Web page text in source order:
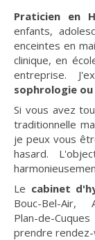
Praticien en
enfants,
enceintes en
clinique, en
entreprise.
sophrologie
Si vous avez
traditionnelle
je peux vous
hasard.
Le cabinet
Bouc-Bel-Air,
Plan-de-
prendre rendez-